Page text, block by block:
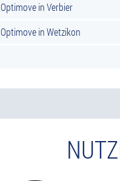
Optimove in Verbier
Optimove in Wetzikon